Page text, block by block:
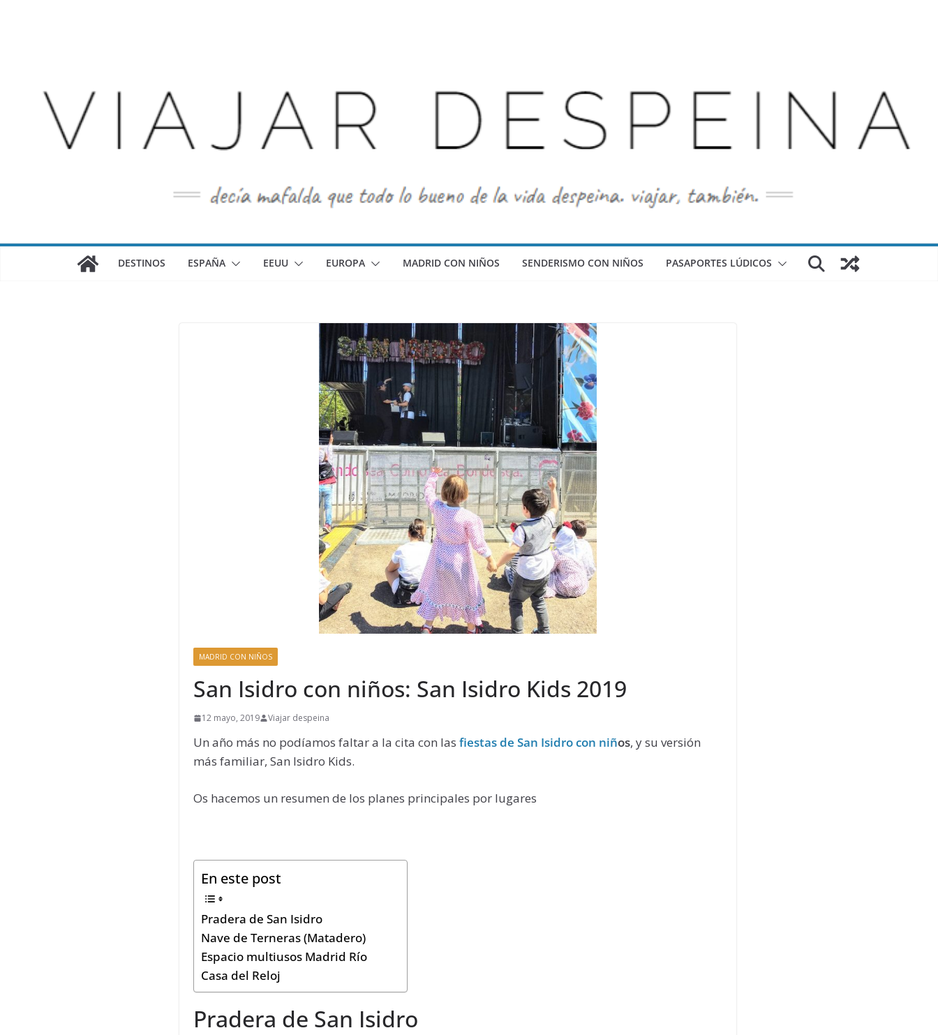
DESTINOS ESPAÑA EEUU EUROPA MADRID CON NIÑOS SENDERISMO CON NIÑOS PASAPORTES LÚDICOS
MADRID CON NIÑOS
San Isidro con niños: San Isidro Kids 2019
12 mayo, 2019 Viajar despeina
Un año más no podíamos faltar a la cita con las fiestas de San Isidro con niños, y su versión
más familiar, San Isidro Kids.
Os hacemos un resumen de los planes principales por lugares
En este post
Pradera de San Isidro
Nave de Terneras (Matadero)
Espacio multiusos Madrid Río
Casa del Reloj
Pradera de San Isidro